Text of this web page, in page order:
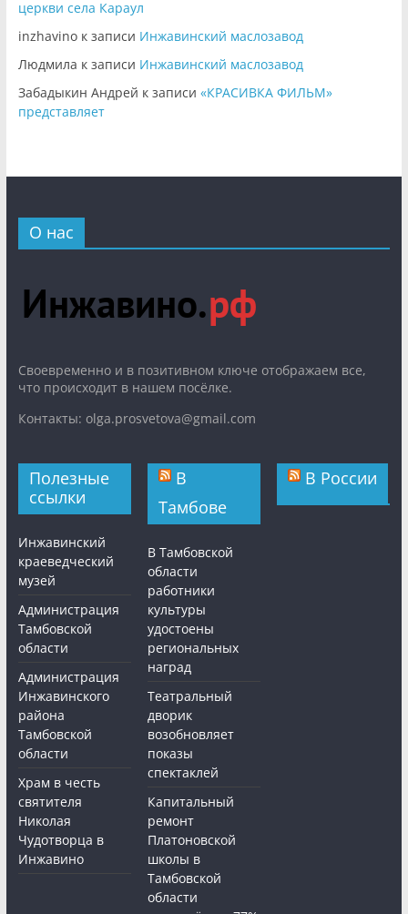
церкви села Караул
inzhavinoк записи Инжавинский маслозавод
Людмила к записи Инжавинский маслозавод
Забадыкин Андрей к записи «КРАСИВКА ФИЛЬМ»
представляет
О нас
Cвоевременно и в позитивном ключе отображаем все,
что происходит в нашем посёлке.
Контакты: olga.prosvetova@gmail.com
Полезные
ссылки
Инжавинский
краеведческий
музей
Администрация
Тамбовской
области
Администрация
Инжавинского
района
Тамбовской
области
Храм в честь
святителя
Николая
Чудотворца в
Инжавино
В
Тамбове
В Тамбовской
области
работники
культуры
удостоены
региональных
наград
Театральный
дворик
возобновляет
показы
спектаклей
Капитальный
ремонт
Платоновской
школы в
Тамбовской
области
В России